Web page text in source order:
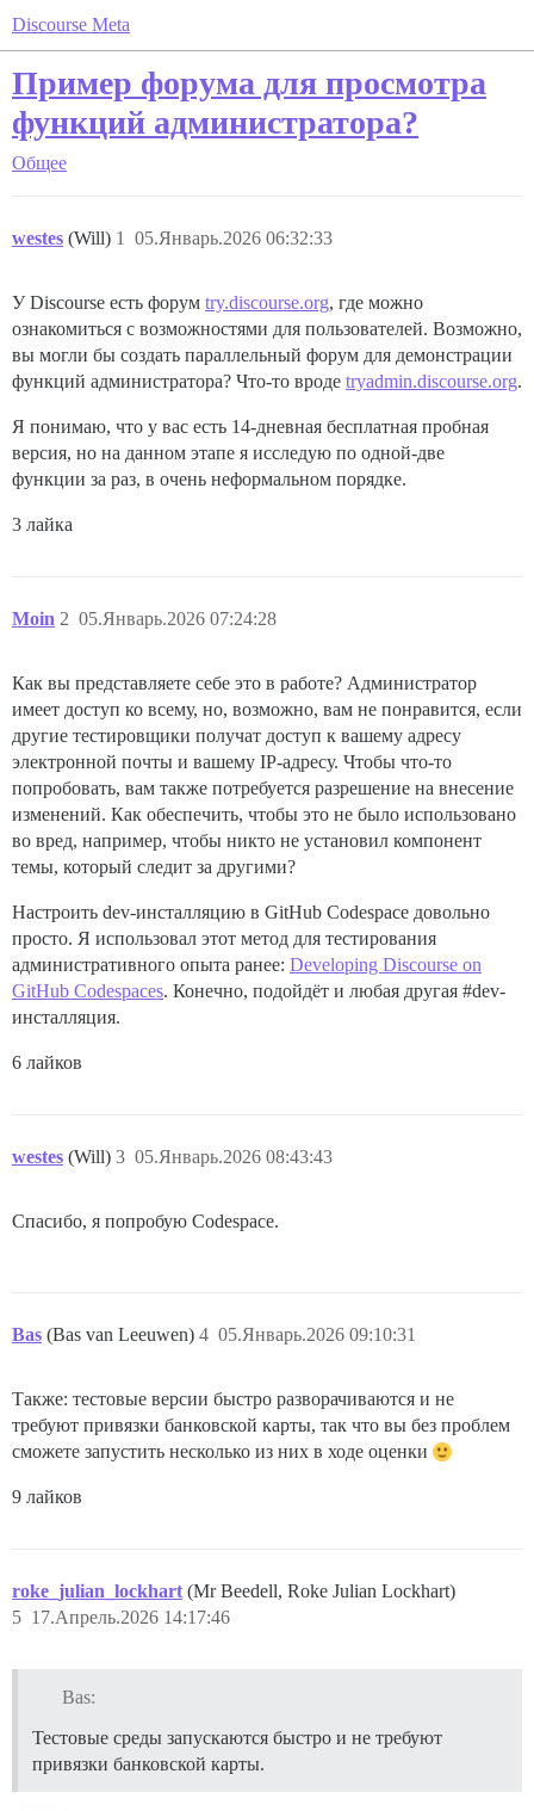
Discourse Meta
Пример форума для просмотра
функций администратора?
Общее
westes (Will) 05.Январь.2026 06:32:33
1
У Discourse есть форум try.discourse.org, где можно
ознакомиться с возможностями для пользователей. Возможно,
вы могли бы создать параллельный форум для демонстрации
функций администратора? Что-то вроде tryadmin.discourse.org.
Я понимаю, что у вас есть 14-дневная бесплатная пробная
версия, но на данном этапе я исследую по одной-две
функции за раз, в очень неформальном порядке.
3 лайка
Moin 05.Январь.2026 07:24:28
2
Как вы представляете себе это в работе? Администратор
имеет доступ ко всему, но, возможно, вам не понравится, если
другие тестировщики получат доступ к вашему адресу
электронной почты и вашему IP-адресу. Чтобы что-то
попробовать, вам также потребуется разрешение на внесение
изменений. Как обеспечить, чтобы это не было использовано
во вред, например, чтобы никто не установил компонент
темы, который следит за другими?
Настроить dev-инсталляцию в GitHub Codespace довольно
просто. Я использовал этот метод для тестирования
административного опыта ранее: Developing Discourse on
GitHub Codespaces. Конечно, подойдёт и любая другая #dev-
инсталляция.
6 лайков
westes (Will) 05.Январь.2026 08:43:43
3
Спасибо, я попробую Codespace.
Bas (Bas van Leeuwen) 05.Январь.2026 09:10:31
4
Также: тестовые версии быстро разворачиваются и не
требуют привязки банковской карты, так что вы без проблем
сможете запустить несколько из них в ходе оценки
9 лайков
roke_julian_lockhart (Mr Beedell, Roke Julian Lockhart)
17.Апрель.2026 14:17:46
5
Bas:
Тестовые среды запускаются быстро и не требуют
привязки банковской карты.